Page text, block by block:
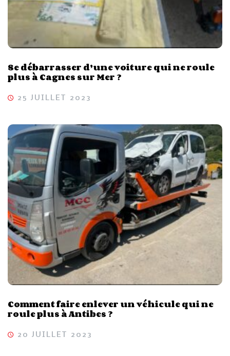
Se débarrasser d’une voiture qui ne roule
plus à Cagnes sur Mer ?
25 JUILLET 2023
Comment faire enlever un véhicule qui ne
roule plus à Antibes ?
20 JUILLET 2023